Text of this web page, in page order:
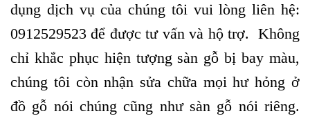
dụng dịch vụ của chúng tôi vui lòng liên hệ:
0912529523 để được tư vấn và hộ trợ. Không
chỉ khắc phục hiện tượng sàn gỗ bị bay màu,
chúng tôi còn nhận sửa chữa mọi hư hỏng ở
đồ gỗ nói chúng cũng như sàn gỗ nói riêng.